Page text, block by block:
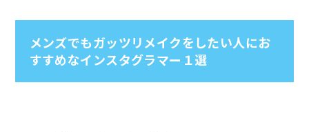
メンズでもガッツリメイクをしたい人にお
すすめなインスタグラマー１選